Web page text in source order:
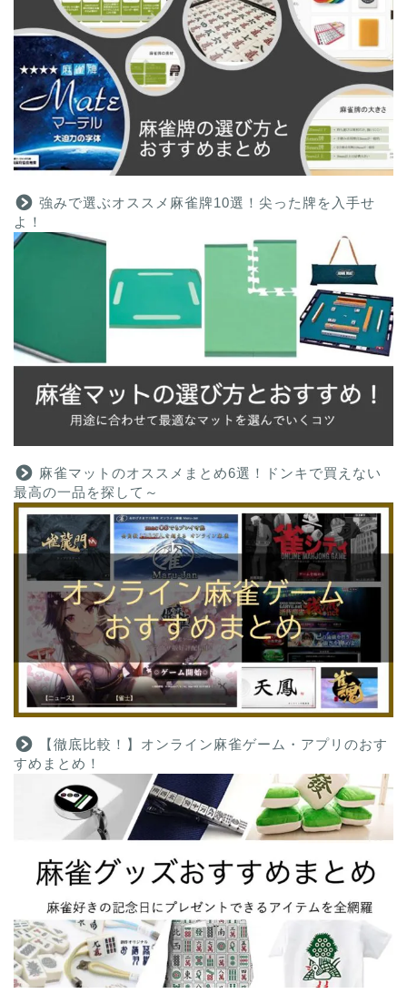
強みで選ぶオススメ麻雀牌10選！尖った牌を入手せ
よ！
麻雀マットのオススメまとめ6選！ドンキで買えない
最高の一品を探して～
【徹底比較！】オンライン麻雀ゲーム・アプリのおす
すめまとめ！